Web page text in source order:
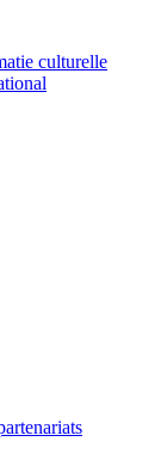
culturelle